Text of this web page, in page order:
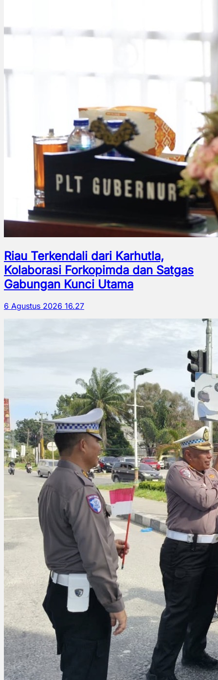
Riau Terkendali dari Karhutla,
Kolaborasi Forkopimda dan Satgas
Gabungan Kunci Utama
6 Agustus 2026 16.27